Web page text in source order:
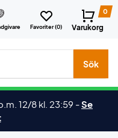
Favoriter (0)
0
Varukorg
osv.
Sök
12/8 kl. 23:59 -Se